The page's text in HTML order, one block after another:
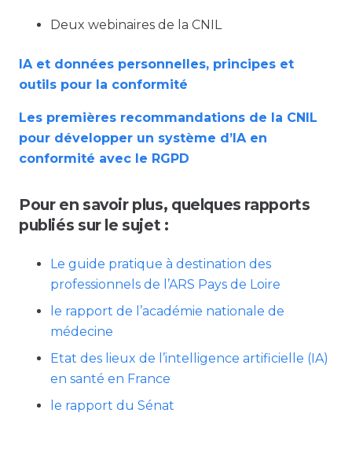
Deux webinaires de la CNIL
IA et données personnelles, principes et
outils pour la conformité
Les premières recommandations de la CNIL
pour développer un système d’IA en
conformité avec le RGPD
Pour en savoir plus, quelques rapports
publiés sur le sujet :
Le guide pratique à destination des
professionnels de l’ARS Pays de Loire
le rapport de l’académie nationale de
médecine
Etat des lieux de l’intelligence artificielle (IA)
en santé en France
le rapport du Sénat